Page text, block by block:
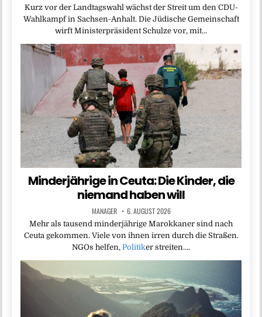
Kurz vor der Landtagswahl wächst der Streit um den CDU-
Wahlkampf in Sachsen-Anhalt. Die Jüdische Gemeinschaft
wirft Ministerpräsident Schulze vor, mit…
Minderjährige in Ceuta: Die Kinder, die
niemand haben will
MANAGER 6. AUGUST 2026
Mehr als tausend minderjährige Marokkaner sind nach
Ceuta gekommen. Viele von ihnen irren durch die Straßen.
NGOs helfen, Politiker streiten….